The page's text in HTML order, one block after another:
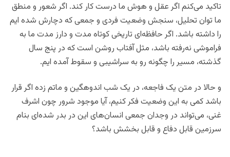
تاکید می‌کنم اگر عقل و هوش ما درست کار کند. اگر شعور و منطق
ما توان تحلیل، سنجش وضعیت فردی و جمعی که دچارش شده ایم
را داشته باشد. اگر حافظه‌ای تاریخی کوتاه مدت و دارز مدت ما به
فراموشی نه‌رفته باشد، مثل آفتاب روشن است که در پنج سال
گذشته، مسیر را چگونه رو به سراشیبی و سقوط آمده ایم.
و حالا در متن یک فاجعه، در یک شب اندوهگین و ماتم زده اگر قرار
باشد کمی به این وضعیت فکر کنیم، آیا موجود شرور چون اشرف
غنی، می‌تواند در وجدان جمعی انسان‌های این در بدر شده‌ای بنام
سرزمین قابل دفاع و قابل بخشش باشد؟